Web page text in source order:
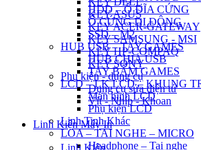
HDD – Ổ ĐĨA CỨNG
Ổ CỨNG DI ĐỘNG
SSD – M2
HUB USB – TAY GAMES
HUB CHIA USB
TAY BẤM GAMES
LCD – LK LCD – KHUNG
Màn hình LCD
Phụ kiện LCD
Linh Tinh Khác
LOA – TAI NGHE – MICRO
Headphone – Tai nghe
KEY ASUS
KEY ACER-GATEWAY
KEY SAMSUNG - MSI
KEY HP-COMPAQ
KEY SONY
Phụ kiện - dụng cụ
Dụng cụ sửa điện tử
Vít - Nhíp - Khoan
Linh Kiện Máy In